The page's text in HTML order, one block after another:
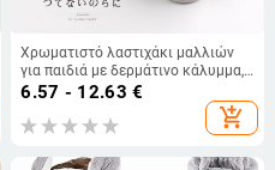
Χρωματιστό λαστιχάκι μαλλιών
για παιδιά με δερμάτινο κάλυμμα,
φιλικό προς τα μαλλιά, μαύρο μιας
6.57 - 12.63 €
add_shopping_cart